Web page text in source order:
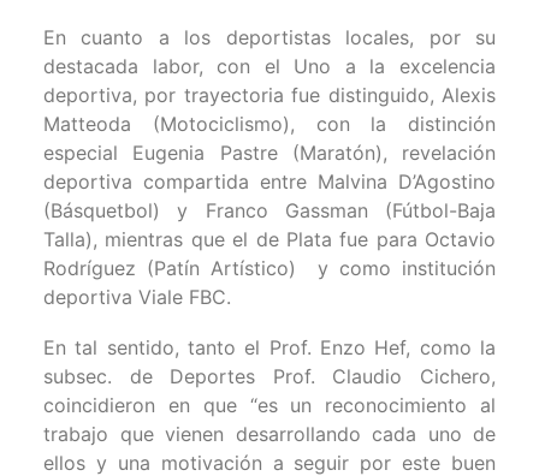
En cuanto a los deportistas locales, por su
destacada labor, con el Uno a la excelencia
deportiva, por trayectoria fue distinguido, Alexis
Matteoda (Motociclismo), con la distinción
especial Eugenia Pastre (Maratón), revelación
deportiva compartida entre Malvina D’Agostino
(Básquetbol) y Franco Gassman (Fútbol-Baja
Talla), mientras que el de Plata fue para Octavio
Rodríguez (Patín Artístico) y como institución
deportiva Viale FBC.
En tal sentido, tanto el Prof. Enzo Hef, como la
subsec. de Deportes Prof. Claudio Cichero,
coincidieron en que “es un reconocimiento al
trabajo que vienen desarrollando cada uno de
ellos y una motivación a seguir por este buen